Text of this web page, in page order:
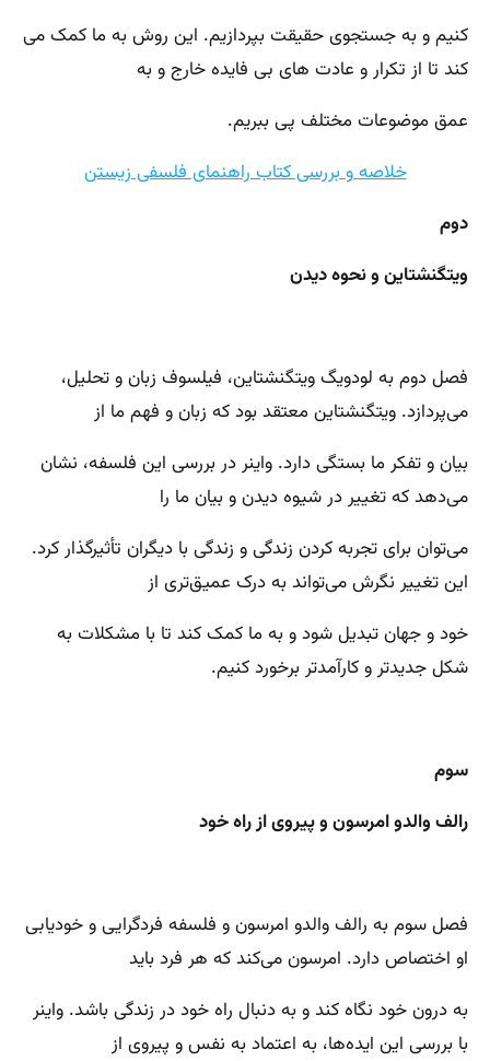
کنیم و به جستجوی حقیقت بپردازیم. این روش به ما کمک می
کند تا از تکرار و عادت های بی فایده خارج و به
عمق موضوعات مختلف پی ببریم.
خلاصه و بررسی کتاب راهنمای فلسفی زیستن
دوم
ویتگنشتاین و نحوه دیدن
فصل دوم به لودویگ ویتگنشتاین، فیلسوف زبان و تحلیل،
می‌پردازد. ویتگنشتاین معتقد بود که زبان و فهم ما از
بیان و تفکر ما بستگی دارد. واینر در بررسی این فلسفه، نشان
می‌دهد که تغییر در شیوه دیدن و بیان ما را
می‌توان برای تجربه کردن زندگی و زندگی با دیگران تأثیرگذار کرد.
این تغییر نگرش می‌تواند به درک عمیق‌تری از
خود و جهان تبدیل شود و به ما کمک کند تا با مشکلات به
شکل جدیدتر و کارآمدتر برخورد کنیم.
سوم
رالف والدو امرسون و پیروی از راه خود
فصل سوم به رالف والدو امرسون و فلسفه فردگرایی و خودیابی
او اختصاص دارد. امرسون می‌کند که هر فرد باید
به درون خود نگاه کند و به دنبال راه خود در زندگی باشد. واینر
با بررسی این ایده‌ها، به اعتماد به نفس و پیروی از